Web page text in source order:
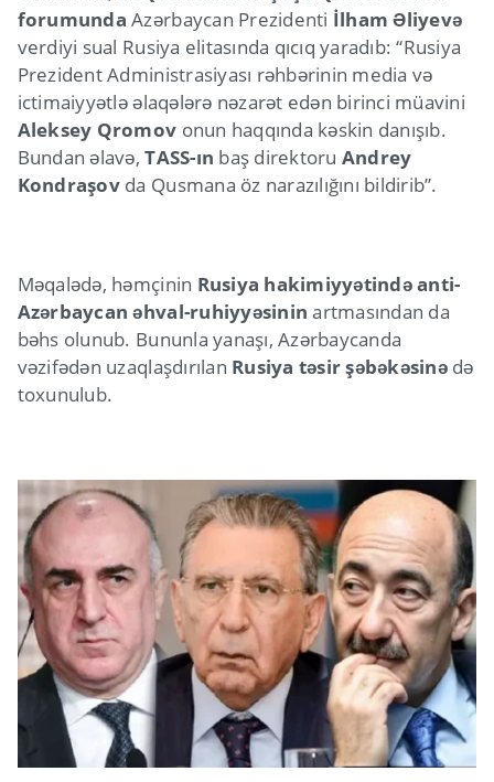
forumunda Azərbaycan Prezidenti İlham Əliyevə
verdiyi sual Rusiya elitasında qıcıq yaradıb: “Rusiya
Prezident Administrasiyası rəhbərinin media və
ictimaiyyətlə əlaqələrə nəzarət edən birinci müavini
Aleksey Qromov onun haqqında kəskin danışıb.
Bundan əlavə,TASS-ın baş direktoru Andrey
Kondraşovda Qusmana öz narazılığını bildirib”.
Məqalədə, həmçinin Rusiya hakimiyyətində anti-
Azərbaycan əhval-ruhiyyəsinin artmasından da
bəhs olunub. Bununla yanaşı, Azərbaycanda
vəzifədən uzaqlaşdırılan Rusiya təsir şəbəkəsinədə
toxunulub.